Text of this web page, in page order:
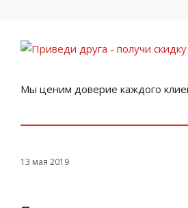
Мы ценим доверие каждого
13 мая 2019